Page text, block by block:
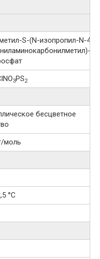
​S-​​(N-​изопропил-​N-​4-​
3PS2
бесцветное
моль
°C